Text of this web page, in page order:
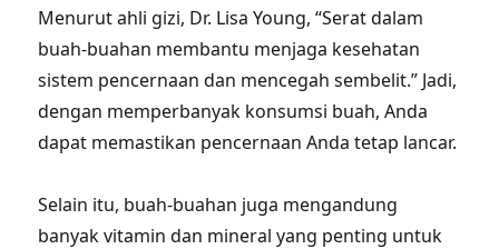
Menurut ahli gizi, Dr. Lisa Young, “Serat dalam
buah-buahan membantu menjaga kesehatan
sistem pencernaan dan mencegah sembelit.” Jadi,
dengan memperbanyak konsumsi buah, Anda
dapat memastikan pencernaan Anda tetap lancar.
Selain itu, buah-buahan juga mengandung
banyak vitamin dan mineral yang penting untuk